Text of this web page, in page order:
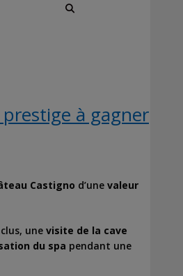
à gagner
Castigno d’une valeur
une visite de la cave
du spa pendant une